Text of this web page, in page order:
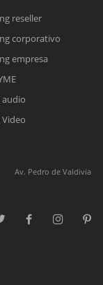
con el enlace a
a la brevedad.
datos personales.
reseller
corporativo
empresa
Av. Pedro de Valdivia